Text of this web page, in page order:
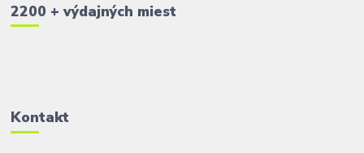
2200 + výdajných miest
Kontakt